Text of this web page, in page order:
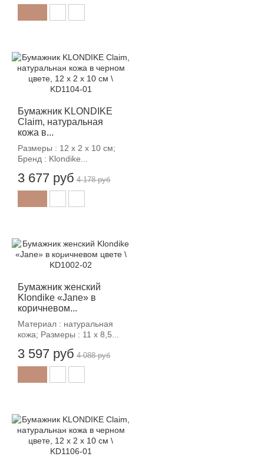
Бумажник KLONDIKE
Claim, натуральная
кожа в...
Размеры : 12 х 2 х 10 см;
Бренд : Klondike...
3 677 руб 4 178 руб
Бумажник женский
Klondike «Jane» в
коричневом...
Материал : натуральная
кожа; Размеры : 11 х 8,5...
3 597 руб 4 088 руб